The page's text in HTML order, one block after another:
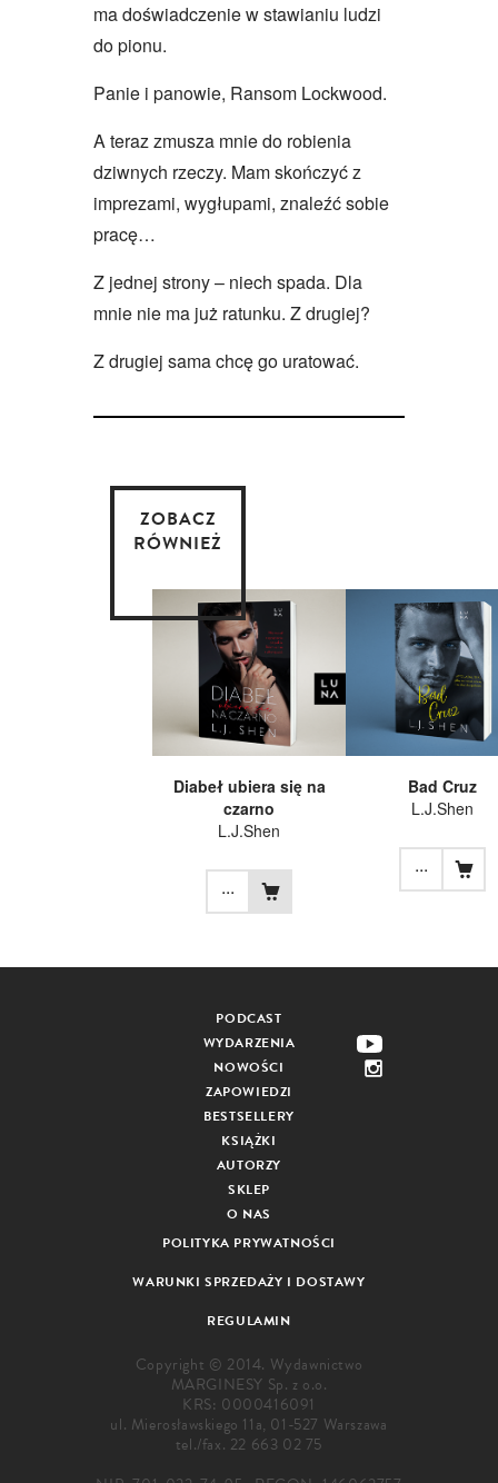
ma doświadczenie w stawianiu ludzi
do pionu.
Panie i panowie, Ransom Lockwood.
A teraz zmusza mnie do robienia
dziwnych rzeczy. Mam skończyć z
imprezami, wygłupami, znaleźć sobie
pracę…
Z jednej strony – niech spada. Dla
mnie nie ma już ratunku. Z drugiej?
Z drugiej sama chcę go uratować.
ZOBACZ
RÓWNIEŻ
Diabeł ubiera się na
czarno
L.J.Shen
...
Bad Cruz
L.J.Shen
...
PODCAST
WYDARZENIA
NOWOŚCI
ZAPOWIEDZI
BESTSELLERY
KSIĄŻKI
AUTORZY
SKLEP
O NAS
POLITYKA PRYWATNOŚCI
WARUNKI SPRZEDAŻY I DOSTAWY
REGULAMIN
Copyright © 2014. Wydawnictwo
MARGINESY Sp. z o.o.
KRS: 0000416091
ul. Mierosławskiego 11a, 01-527 Warszawa
tel./fax. 22 663 02 75